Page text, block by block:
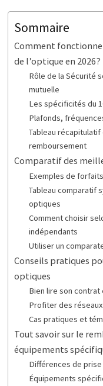
Sommaire
Comment
de l’optique en 2026?
Rôle de la Sécurité
mutuelle
Les spécificités du
Plafonds,
Tableau
remboursement
Comparatif des
Exemples de
Tableau comparatif
optiques
Comment choisir
indépendants
Utiliser un
Conseils pratiques
optiques
Bien lire son
Profiter des
Cas pratiques et
Tout savoir sur le
équipements
Différences de
Équipements